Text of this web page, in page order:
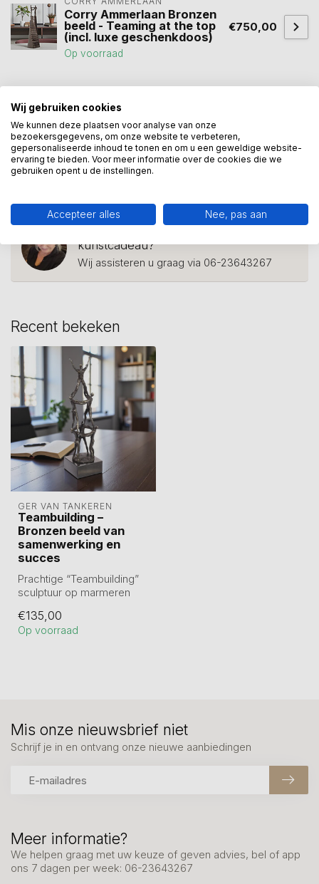
Corry Ammerlaan Bronzen
beeld - Teaming at the top
(incl. luxe geschenkdoos)
Op voorraad
€750,00
beeld communicatie
Beeld teamspirit (7) cadeau team
samenwerking(20) succes(13) team(20)
kunstcadeau?
Wij assisteren u graag via 06-23643267
Recent bekeken
GER VAN TANKEREN
Teambuilding –
Bronzen beeld van
samenwerking en
succes
Prachtige “Teambuilding”
sculptuur op marmeren
tinlegering e...
€135,00
Op voorraad
Meer informatie?
We helpen graag met uw keuze of geven advies, bel of app
ons 7 dagen per week: 06-23643267
Mis onze nieuwsbrief niet
Schrijf je in en ontvang onze nieuwe aanbiedingen
Wij gebruiken cookies
We kunnen deze plaatsen voor analyse van onze
bezoekersgegevens, om onze website te verbeteren,
gepersonaliseerde inhoud te tonen en om u een geweldige website-
ervaring te bieden. Voor meer informatie over de cookies die we
gebruiken opent u de instellingen.
Accepteer alles Nee, pas aan